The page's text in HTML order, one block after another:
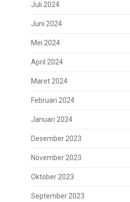
Juli 2024
Juni 2024
Mei 2024
April 2024
Maret 2024
Februari 2024
Januari 2024
Desember 2023
November 2023
Oktober 2023
September 2023